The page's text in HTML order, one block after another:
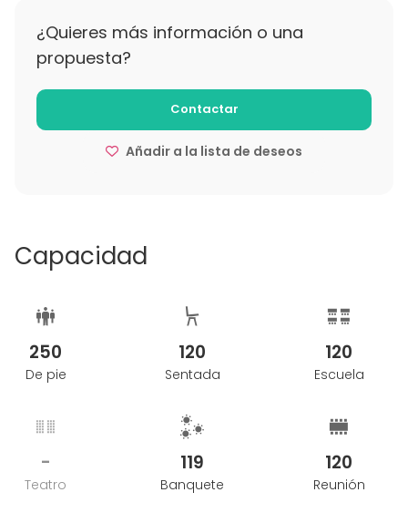
¿Quieres más información o una
propuesta?
Contactar
Añadir a la lista de deseos
Capacidad
250
De pie
120
Sentada
120
Escuela
-
Teatro
119
Banquete
120
Reunión